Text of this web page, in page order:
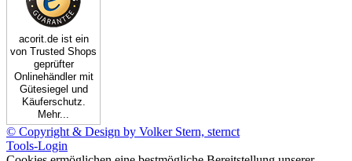
acorit.de ist ein
von Trusted Shops
geprüfter
Onlinehändler mit
Gütesiegel und
Käuferschutz.
Mehr...
© Copyright & Design by Volker Stern, sternct
Tools-Login